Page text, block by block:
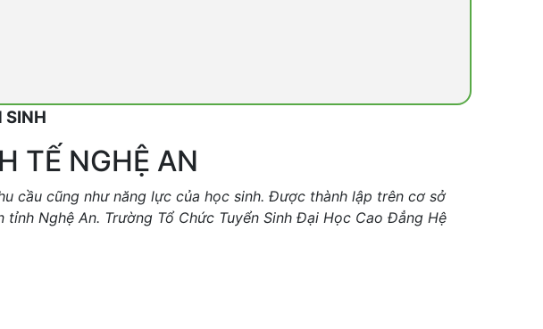
SINH
TẾ NGHỆ AN
cầu cũng như năng lực của học sinh. Được thành lập trên cơ sở
Nghệ An. Trường Tổ Chức Tuyển Sinh Đại Học Cao Đẳng Hệ